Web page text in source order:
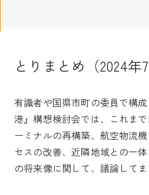
とりまとめ（2024年7
有識者や国県市町の委員で構
港』構想検討会では、これま
ーミナルの再構築、航空物流
セスの改善、近隣地域との一
の将来像に関して、議論してま